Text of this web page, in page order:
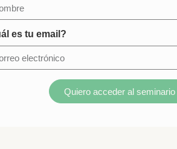
es tu email?
Quiero acceder al seminario